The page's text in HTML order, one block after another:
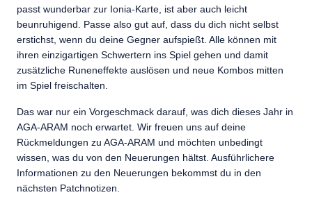
passt wunderbar zur Ionia-Karte, ist aber auch leicht
beunruhigend. Passe also gut auf, dass du dich nicht selbst
erstichst, wenn du deine Gegner aufspießt. Alle können mit
ihren einzigartigen Schwertern ins Spiel gehen und damit
zusätzliche Runeneffekte auslösen und neue Kombos mitten
im Spiel freischalten.
Das war nur ein Vorgeschmack darauf, was dich dieses Jahr in
AGA-ARAM noch erwartet. Wir freuen uns auf deine
Rückmeldungen zu AGA-ARAM und möchten unbedingt
wissen, was du von den Neuerungen hältst. Ausführlichere
Informationen zu den Neuerungen bekommst du in den
nächsten Patchnotizen.